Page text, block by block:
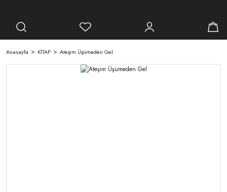
Anasayfa KİTAP Ateşim Üşümeden Gel